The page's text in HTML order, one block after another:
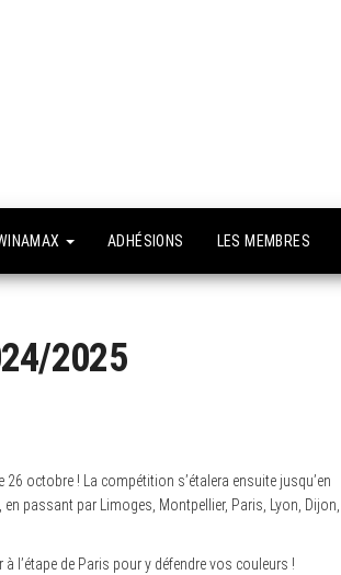
ADHÉSIONS LES MEMBRES
2025
octobre ! La compétition s’étalera ensuite jusqu’en
passant par Limoges, Montpellier, Paris, Lyon, Dijon,
l’étape de Paris pour y défendre vos couleurs !